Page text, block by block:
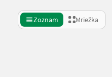
Zoznam Mriežka